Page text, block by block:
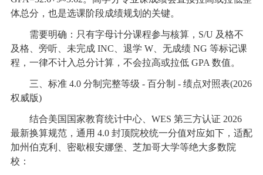
体总分，也是选课阶段成绩规划的关键。
需要明确：只有字母计分课程参与核算，S/U 及格不
及格、旁听、未完成 INC、退学 W、无成绩 NG 等标记课
程，一律不计入总分计算，不会拉高或拉低 GPA 数值。
三、标准 4.0 分制完整等级 - 百分制 - 绩点对照表(2026
权威版)
结合美国国家教育统计中心、WES 第三方认证 2026
最新换算规范，通用 4.0 封顶院校统一分值对应如下，适配
加州伯克利、密歇根安娜堡、芝加哥大学等绝大多数院
校：